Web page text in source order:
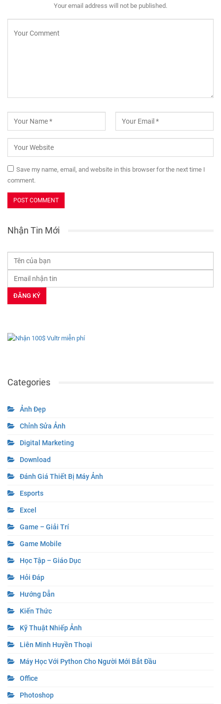
Your email address will not be published.
Save my name, email, and website in this browser for the next time I
comment.
Nhận Tin Mới
Categories
Ảnh Đẹp
Chỉnh Sửa Ảnh
Digital Marketing
Download
Đánh Giá Thiết Bị Máy Ảnh
Esports
Excel
Game – Giải Trí
Game Mobile
Học Tập – Giáo Dục
Hỏi Đáp
Hướng Dẫn
Kiến Thức
Kỹ Thuật Nhiếp Ảnh
Liên Minh Huyền Thoại
Máy Học Với Python Cho Người Mới Bắt Đầu
Office
Photoshop